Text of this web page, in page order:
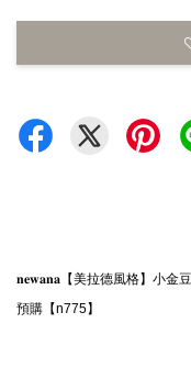
𝐧𝐞𝐰𝐚𝐧𝐚【美拉德風格】小金
預購【n775】